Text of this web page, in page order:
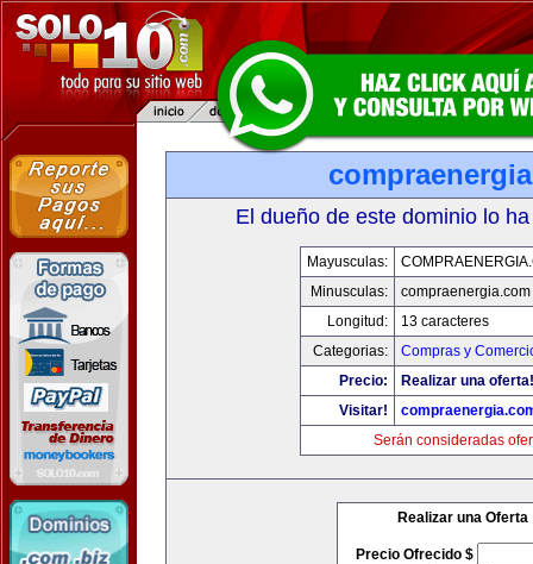
El dueño de este dominio lo
Mayusculas:
Minusculas:
compraenergia.com
Longitud:
13 caracteres
Categorias:
Compras y
Precio:
Realizar una oferta!
Visitar!
Serán consideradas
Realizar una Oferta
Precio Ofrecido $